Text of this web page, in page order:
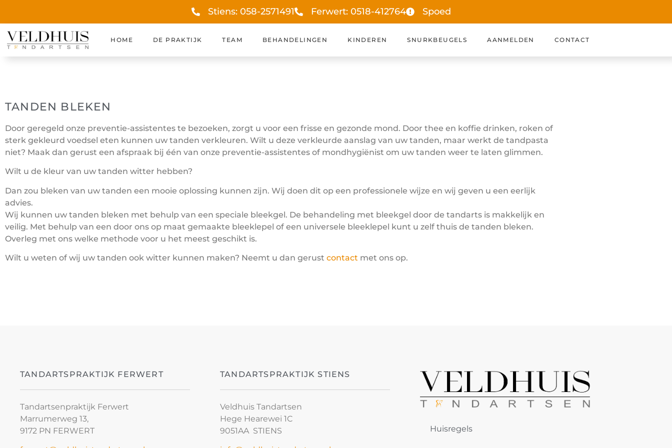
Stiens: 058-2571491 Ferwert: 0518-412764 Spoed
HOME DE PRAKTIJK TEAM BEHANDELINGEN KINDEREN SNURKBEUGELS AANMELDEN CONTACT
TANDEN BLEKEN
Door geregeld onze preventie-assistentes te bezoeken, zorgt u voor een frisse en gezonde mond. Door thee en koffie drinken, roken of
sterk gekleurd voedsel eten kunnen uw tanden verkleuren. Wilt u deze verkleurde aanslag van uw tanden, maar werkt de tandpasta
niet? Maak dan gerust een afspraak bij één van onze preventie-assistentes of mondhygiënist om uw tanden weer te laten glimmen.
Wilt u de kleur van uw tanden witter hebben?
Dan zou bleken van uw tanden een mooie oplossing kunnen zijn. Wij doen dit op een professionele wijze en wij geven u een eerlijk
advies.
Wij kunnen uw tanden bleken met behulp van een speciale bleekgel. De behandeling met bleekgel door de tandarts is makkelijk en
veilig. Met behulp van een door ons op maat gemaakte bleeklepel of een universele bleeklepel kunt u zelf thuis de tanden bleken.
Overleg met ons welke methode voor u het meest geschikt is.
Wilt u weten of wij uw tanden ook witter kunnen maken? Neemt u dan gerust contact met ons op.
TANDARTSPRAKTIJK FERWERT
Tandartsenpraktijk Ferwert
Marrumerweg 13,
9172 PN FERWERT
TANDARTSPRAKTIJK STIENS
Veldhuis Tandartsen
Hege Hearewei 1C
9051AA STIENS
Huisregels